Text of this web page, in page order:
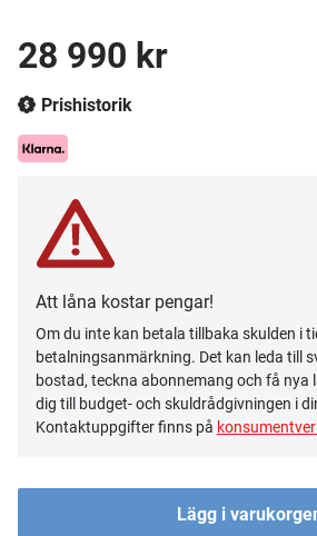
28 990 kr
Prishistorik
Att låna kostar pengar!
Om du inte kan betala tillbaka skulden i
betalningsanmärkning. Det kan leda till
bostad, teckna abonnemang och få nya
dig till budget- och skuldrådgivningen i
Kontaktuppgifter finns på
Lägg i